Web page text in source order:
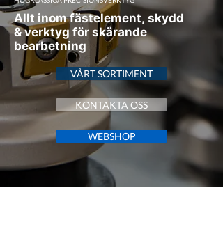
Allt inom fästelement, skydd
& verktyg för skärande
bearbetning
VÅRT SORTIMENT
KONTAKTA OSS
WEBSHOP